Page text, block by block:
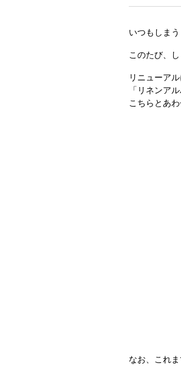
いつもしま
このたび、
リニューア
「リネンア
こちらとあ
なお、これ